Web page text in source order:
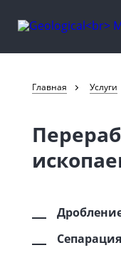
Главная Услуги
Сепарация